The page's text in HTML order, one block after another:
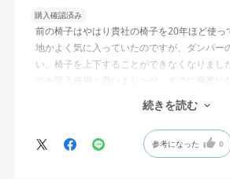
購入確認済み
前の椅子はやはり貴社の椅子を20年ほど使っ
地かよく気に入っていたのですが、ダンパー
い、椅子を上下することができなくなりまし
のを購入使用と思いましたが、すでに廃番に
MonEtを購入しました。やや固めの椅子です
になじんでくるのではと思っています。フロ
いますが、ややキャスターがよく動きすぎる
か。
続きを読む
参考になった 0